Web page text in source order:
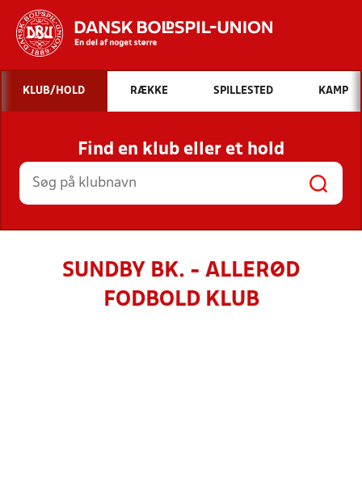
Hvad vil du søge efter?
INDHOLD OG NYHEDER
STILLINGER, RESULTATER, KLUBBER OG
HOLD
KLUB/HOLD RÆKKE SPILLESTED KAMP
Find en klub eller et hold
SUNDBY BK. - ALLERØD
FODBOLD KLUB